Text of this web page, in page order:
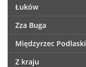
Łuków
Zza Buga
Międzyrzec Podlaski
Z kraju